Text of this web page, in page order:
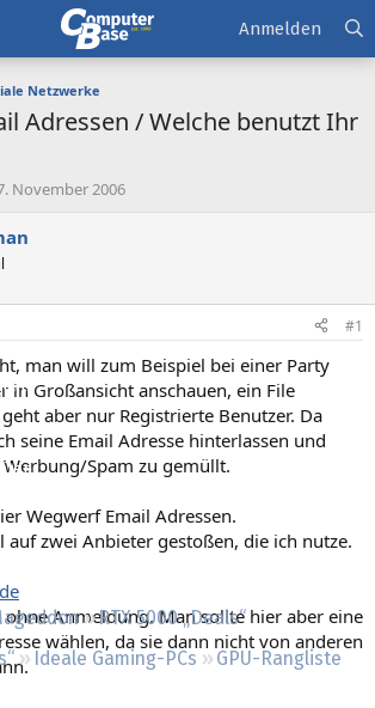
RTX 5000 „Deals“
Ideale Gaming-PCs
GPU-Rangliste
Anmelden
Netzwerke
Adressen / Welche benutzt Ihr
November 2006
#1
man will zum Beispiel bei einer Party
in Großansicht anschauen, ein File
aber nur Registrierte Benutzer. Da
seine Email Adresse hinterlassen und
Spam zu gemüllt.
Wegwerf Email Adressen.
auf zwei Anbieter gestoßen, die ich nutze.
ohne Anmeldung. Man sollte hier aber eine
wählen, da sie dann nicht von anderen